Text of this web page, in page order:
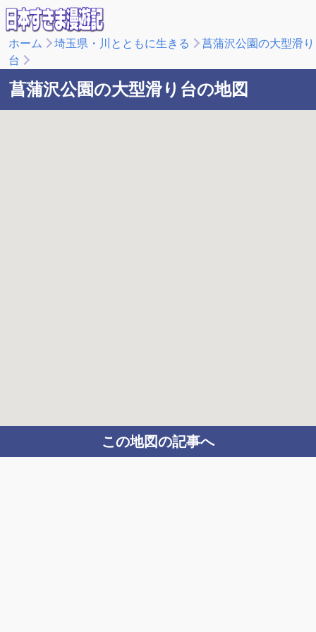
ホーム 埼玉県・川とともに生きる
菖蒲沢公園の大型滑り
台
菖蒲沢公園の大型滑り台の地図
この地図の記事へ